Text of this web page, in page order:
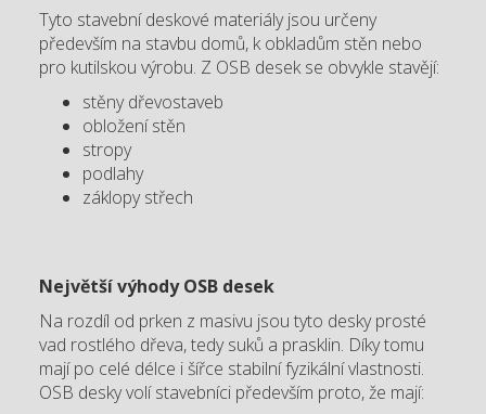
Tyto stavební deskové materiály jsou určeny
především na stavbu domů, k obkladům stěn nebo
pro kutilskou výrobu. Z OSB desek se obvykle stavějí:
stěny dřevostaveb
obložení stěn
stropy
podlahy
záklopy střech
Největší výhody OSB desek
Na rozdíl od prken z masivu jsou tyto desky prosté
vad rostlého dřeva, tedy suků a prasklin. Díky tomu
mají po celé délce i šířce stabilní fyzikální vlastnosti.
OSB desky volí stavebníci především proto, že mají: